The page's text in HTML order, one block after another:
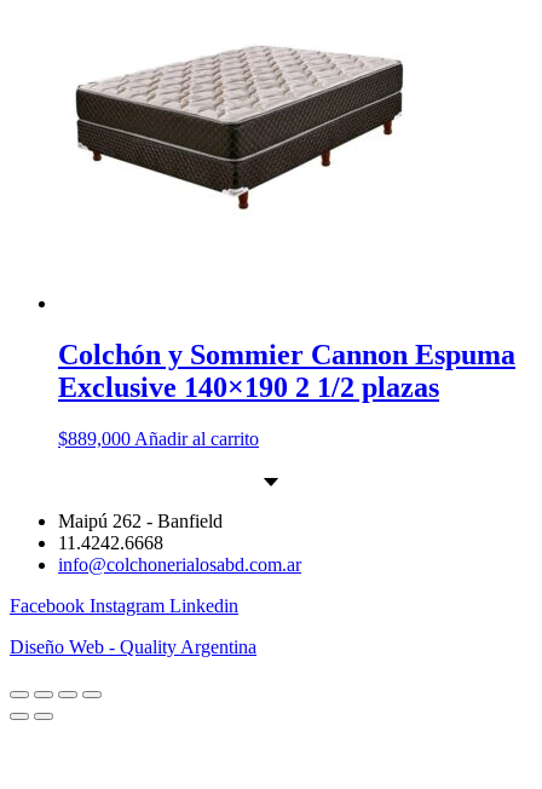
Colchón y Sommier Cannon Espuma
Exclusive 140×190 2 1/2 plazas
$889,000 Añadir al carrito
Maipú 262 - Banfield
11.4242.6668
info@colchonerialosabd.com.ar
Facebook Instagram Linkedin
Diseño Web - Quality Argentina